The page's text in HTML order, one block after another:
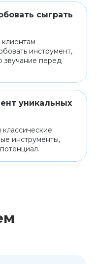
сыграть
инструмент,
звучание перед
уникальных
инструменты,